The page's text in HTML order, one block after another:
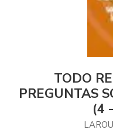
TODO
PREGUNTAS
(4